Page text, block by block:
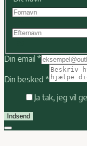
besked
navn
Din email *
Din besked *
Ja tak, jeg vil
Indsend